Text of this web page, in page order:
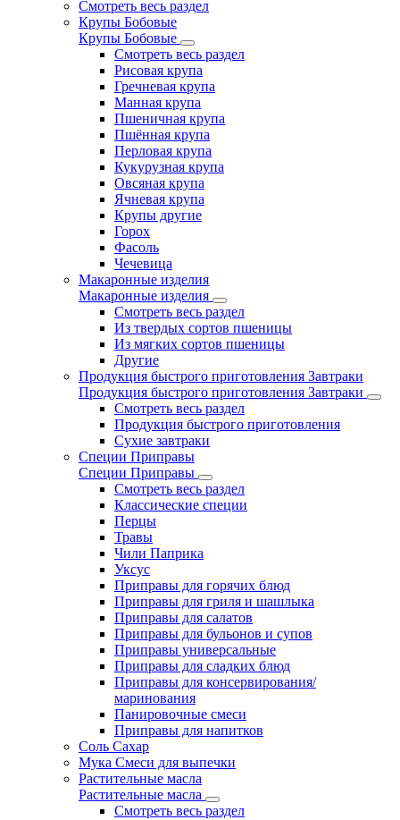
Смотреть весь раздел
Крупы Бобовые
Крупы Бобовые
Смотреть весь раздел
Рисовая крупа
Гречневая крупа
Манная крупа
Пшеничная крупа
Пшённая крупа
Перловая крупа
Кукурузная крупа
Овсяная крупа
Ячневая крупа
Крупы другие
Горох
Фасоль
Чечевица
Макаронные изделия
Макаронные изделия
Смотреть весь раздел
Из твердых сортов пшеницы
Из мягких сортов пшеницы
Другие
Продукция быстрого приготовления Завтраки
Продукция быстрого приготовления Завтраки
Смотреть весь раздел
Продукция быстрого приготовления
Сухие завтраки
Специи Приправы
Специи Приправы
Смотреть весь раздел
Классические специи
Перцы
Травы
Чили Паприка
Уксус
Приправы для горячих блюд
Приправы для гриля и шашлыка
Приправы для салатов
Приправы для бульонов и супов
Приправы универсальные
Приправы для сладких блюд
Приправы для консервирования/
маринования
Панировочные смеси
Приправы для напитков
Соль Сахар
Мука Смеси для выпечки
Растительные масла
Растительные масла
Смотреть весь раздел